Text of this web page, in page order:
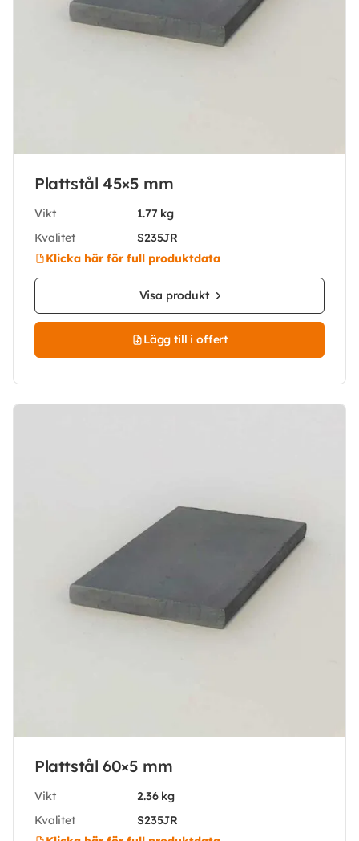
Plattstål 45×5 mm
Vikt
1.77 kg
Kvalitet
S235JR
Klicka här för full produktdata
Visa produkt
Lägg till i offert
Plattstål 60×5 mm
Vikt
2.36 kg
Kvalitet
S235JR